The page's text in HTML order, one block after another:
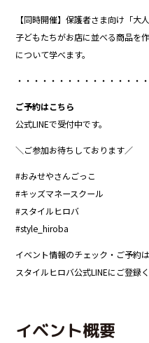
【同時開催】保護者さま向け「大
子どもたちがお店に並べる商品を
について学べます。
・・・・・・・・・・・・・・・
ご予約はこちら
公式LINEで受付中です。
＼ご参加お待ちしております／
#おみせやさんごっこ
#キッズマネースクール
#スタイルヒロバ
#style_hiroba
イベント情報のチェック・ご予約は
スタイルヒロバ公式LINEにご登録
イベント概要